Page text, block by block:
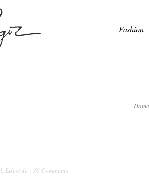
Fashion
Home
, Lifestyle , 36 Comments